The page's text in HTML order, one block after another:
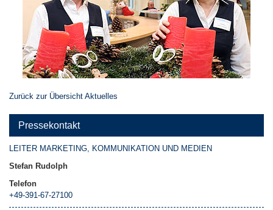
Zurück zur Übersicht Aktuelles
Pressekontakt
LEITER MARKETING, KOMMUNIKATION UND MEDIEN
Stefan Rudolph
Telefon
+49-391-67-27100